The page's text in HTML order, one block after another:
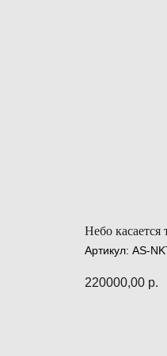
Небо касается
Артикул: AS-
220000,00 р.